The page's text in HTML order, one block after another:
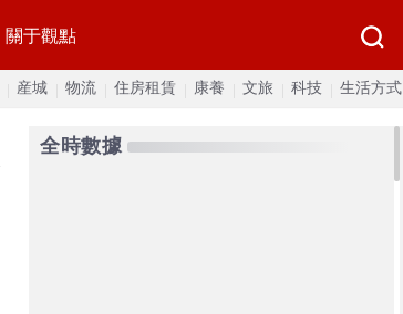
關于觀點
産城 物流 住房租賃 康養 文旅 科技 生活方式
全時數據